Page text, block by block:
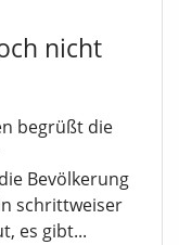
nicht
begrüßt die
Bevölkerung
schrittweiser
es gibt...